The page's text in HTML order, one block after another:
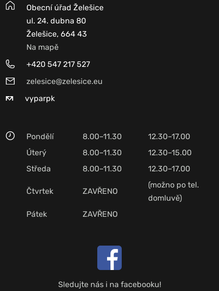
Obecní úřad Želešice
ul. 24. dubna 80
Želešice, 664 43
Na mapě
+420 547 217 527
zelesice@zelesice.eu
vyparpk
Pondělí 8.00–11.30
12.30–17.00
Úterý
8.00–11.30
12.30–15.00
Středa
8.00–11.30 12.30–17.00
Čtvrtek ZAVŘENO
(možno po tel.
domluvě)
Pátek
ZAVŘENO
Sledujte nás i na facebooku!